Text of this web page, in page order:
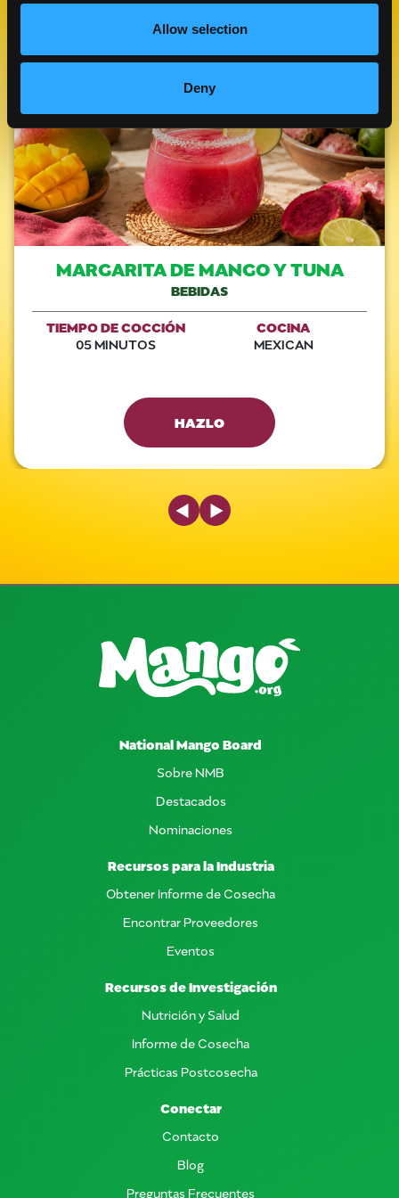
Allow selection
Deny
Like This
MARGARITA DE MANGO Y TUNA
BEBIDAS
TIEMPO DE COCCIÓN
05 MINUTOS
COCINA
MEXICAN
HAZLO
Previous Slide
Next Slide
National Mango Board
Sobre NMB
Destacados
Nominaciones
Recursos para la Industria
Obtener Informe de Cosecha
Encontrar Proveedores
Eventos
Recursos de Investigación
Nutrición y Salud
Informe de Cosecha
Prácticas Postcosecha
Conectar
Contacto
Blog
Preguntas Frecuentes